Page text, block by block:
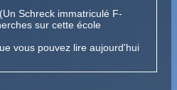
Schreck immatriculé F-
sur cette école
vous pouvez lire aujourd'hui